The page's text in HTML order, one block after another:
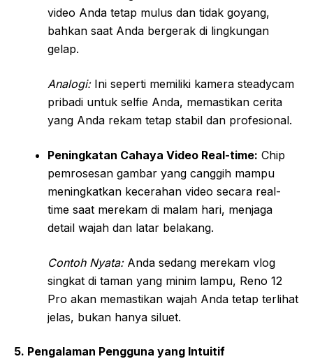
video Anda tetap mulus dan tidak goyang,
bahkan saat Anda bergerak di lingkungan
gelap.
Analogi:Ini seperti memiliki kamera steadycam
pribadi untuk selfie Anda, memastikan cerita
yang Anda rekam tetap stabil dan profesional.
Peningkatan Cahaya Video Real-time: Chip
pemrosesan gambar yang canggih mampu
meningkatkan kecerahan video secara real-
time saat merekam di malam hari, menjaga
detail wajah dan latar belakang.
Contoh Nyata:Anda sedang merekam vlog
singkat di taman yang minim lampu, Reno 12
Pro akan memastikan wajah Anda tetap terlihat
jelas, bukan hanya siluet.
5. Pengalaman Pengguna yang Intuitif